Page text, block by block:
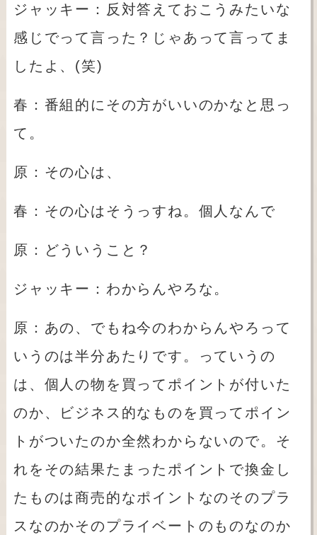
ジャッキー：反対答えておこうみたいな
感じでって言った？じゃあって言ってま
したよ、(笑)
春：番組的にその方がいいのかなと思っ
て。
原：その心は、
春：その心はそうっすね。個人なんで
原：どういうこと？
ジャッキー：わからんやろな。
原：あの、でもね今のわからんやろって
いうのは半分あたりです。っていうの
は、個人の物を買ってポイントが付いた
のか、ビジネス的なものを買ってポイン
トがついたのか全然わからないので。そ
れをその結果たまったポイントで換金し
たものは商売的なポイントなのそのプラ
スなのかそのプライベートのものなのか